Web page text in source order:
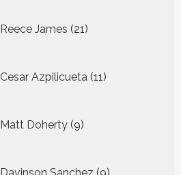
Reece James 21
producten
Cesar Azpilicueta 11
producten
Matt Doherty 9
producten